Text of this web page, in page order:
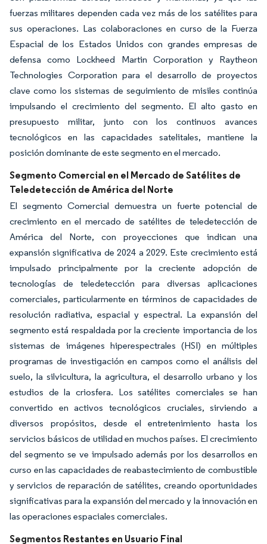
fuerzas militares dependen cada vez más de los satélites para
sus operaciones. Las colaboraciones en curso de la Fuerza
Espacial de los Estados Unidos con grandes empresas de
defensa como Lockheed Martin Corporation y Raytheon
Technologies Corporation para el desarrollo de proyectos
clave como los sistemas de seguimiento de misiles continúa
impulsando el crecimiento del segmento. El alto gasto en
presupuesto militar, junto con los continuos avances
tecnológicos en las capacidades satelitales, mantiene la
posición dominante de este segmento en el mercado.
Segmento Comercial en el Mercado de Satélites de
Teledetección de América del Norte
El segmento Comercial demuestra un fuerte potencial de
crecimiento en el mercado de satélites de teledetección de
América del Norte, con proyecciones que indican una
expansión significativa de 2024 a 2029. Este crecimiento está
impulsado principalmente por la creciente adopción de
tecnologías de teledetección para diversas aplicaciones
comerciales, particularmente en términos de capacidades de
resolución radiativa, espacial y espectral. La expansión del
segmento está respaldada por la creciente importancia de los
sistemas de imágenes hiperespectrales (HSI) en múltiples
programas de investigación en campos como el análisis del
suelo, la silvicultura, la agricultura, el desarrollo urbano y los
estudios de la criosfera. Los satélites comerciales se han
convertido en activos tecnológicos cruciales, sirviendo a
diversos propósitos, desde el entretenimiento hasta los
servicios básicos de utilidad en muchos países. El crecimiento
del segmento se ve impulsado además por los desarrollos en
curso en las capacidades de reabastecimiento de combustible
y servicios de reparación de satélites, creando oportunidades
significativas para la expansión del mercado y la innovación en
las operaciones espaciales comerciales.
Segmentos Restantes en Usuario Final